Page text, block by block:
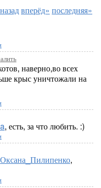
вперёд» последняя»
наверно,во всех
крыс уничтожали на
, есть, за что любить. :)
Оксана_Пилипенко,